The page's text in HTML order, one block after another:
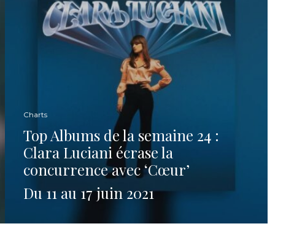
Charts
Top Albums de la semaine 24 :
Clara Luciani écrase la
concurrence avec ‘Cœur’
Du 11 au 17 juin 2021